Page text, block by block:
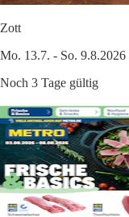
Zott
Mo. 13.7. - So. 9.8.2026
Noch 3 Tage gültig